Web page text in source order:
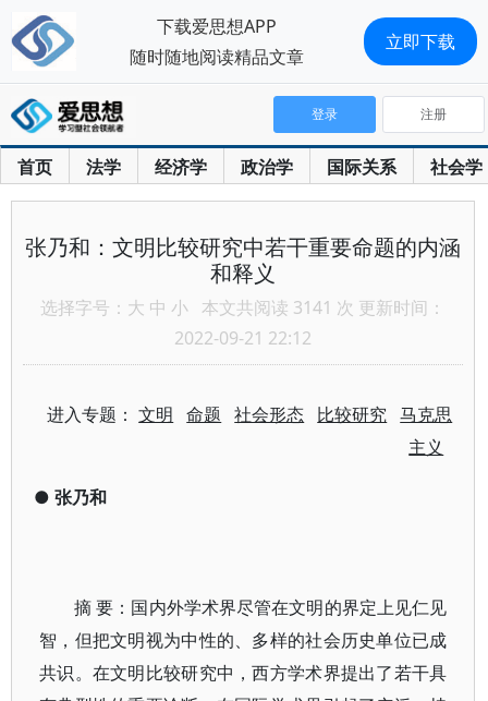
首页 法学 经济学 政治学 国际关系 社会学
登录 注册
张乃和：文明比较研究中若干重要命题的内涵
和释义
选择字号： 大 中 小 本文共阅读 3141 次 更新时间：
2022-09-21 22:12
进入专题：文明 命题 社会形态 比较研究 马克思
主义
● 张乃和
摘 要：国内外学术界尽管在文明的界定上见仁见
智，但把文明视为中性的、多样的社会历史单位已成
共识。在文明比较研究中，西方学术界提出了若干具
下载爱思想APP
随时随地阅读精品文章
立即下载